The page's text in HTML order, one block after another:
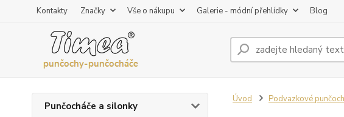
Kontakty Značky Vše o nákupu Galerie - módní přehlídky Blog
Punčocháče a silonky
Úvod Podvazkové